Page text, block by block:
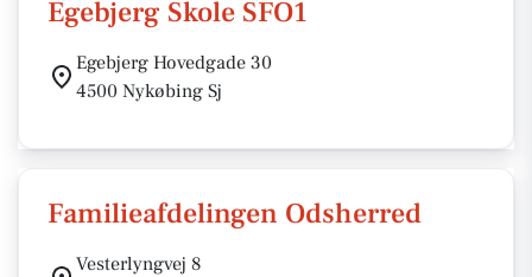
Egebjerg Skole SFO1
Egebjerg Hovedgade 30
4500 Nykøbing Sj
Familieafdelingen Odsherred
Vesterlyngvej 8